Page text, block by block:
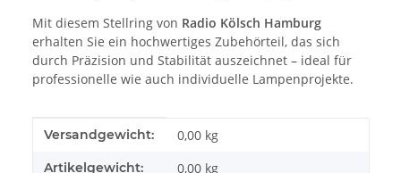
Mit diesem Stellring von Radio Kölsch Hamburg
erhalten Sie ein hochwertiges Zubehörteil, das sich
durch Präzision und Stabilität auszeichnet – ideal für
professionelle wie auch individuelle Lampenprojekte.
Produkteigenschaft
Wert
Versandgewicht: 0,00 kg
Artikelgewicht: 0,00 kg